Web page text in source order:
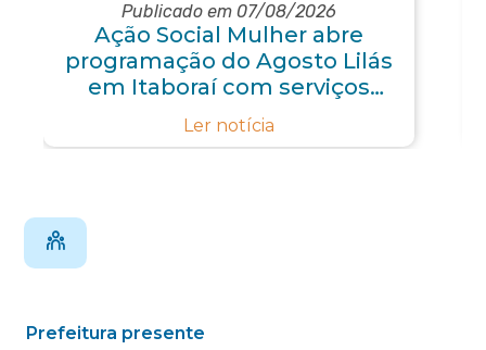
Publicado em 07/08/2026
Ação Social Mulher abre
programação do Agosto Lilás
em Itaboraí com serviços
gratuitos e orientações
Ler notícia
Prefeitura presente